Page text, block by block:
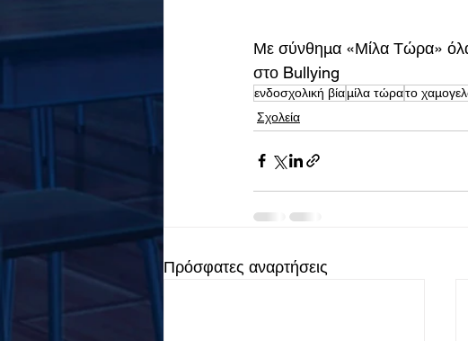
Με σύνθημα «Μίλα Τώρα» όλα
στο Bullying
ενδοσχολική βίαμίλα τώρατο
Σχολεία
Πρόσφατες αναρτήσεις